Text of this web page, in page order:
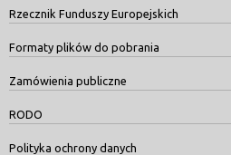
Rzecznik Funduszy Europejskich
Formaty plików do pobrania
Zamówienia publiczne
RODO
Polityka ochrony danych